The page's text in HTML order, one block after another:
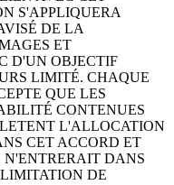
S'APPLIQUERA
DE LA
ET
D'UN OBJECTIF
LIMITÉ. CHAQUE
QUE LES
CONTENUES
L'ALLOCATION
CET ACCORD ET
N'ENTRERAIT DANS
DE